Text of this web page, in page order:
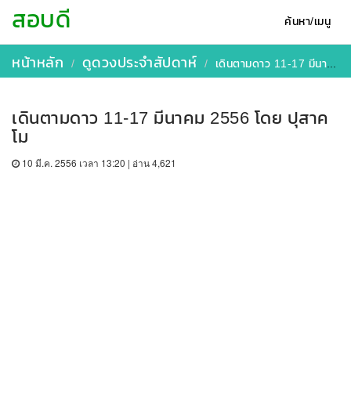
ค้นหา/เมนู
สอบดี
หน้าหลัก ดูดวงประจำสัปดาห์ เดินตามดาว 11-17 มีนาคม 2556 โดย ปุสาคโม
เดินตามดาว 11-17 มีนาคม 2556 โดย ปุสาค
โม
10 มี.ค. 2556 เวลา 13:20 | อ่าน 4,621